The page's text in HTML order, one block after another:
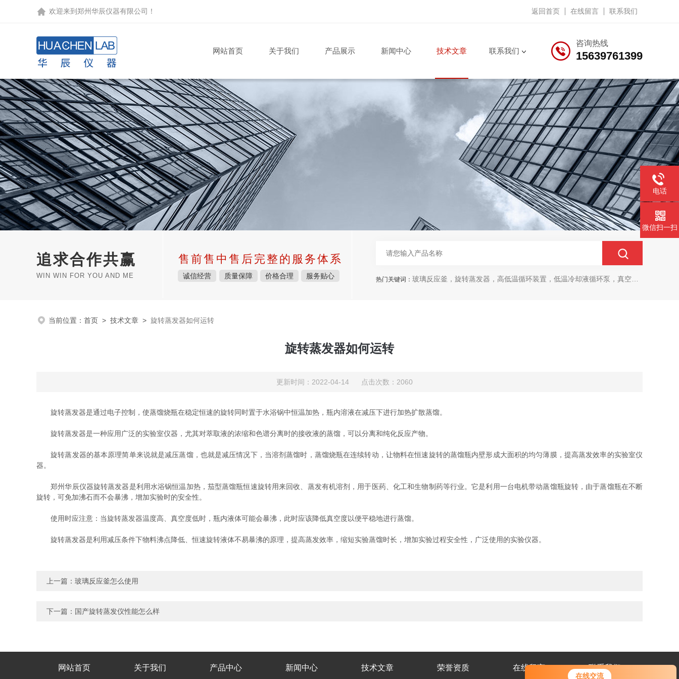
在线交流
欢迎来到 郑州华辰仪器有限公司 ！ 返回首页 在线留言 联系我们
咨询热线
15639761399
网站首页 关于我们 产品展示 新闻中心 技术文章 联系我们
追求合作共赢
WIN WIN FOR YOU AND ME
售前售中售后完整的服务体系
诚信经营 质量保障 价格合理 服务贴心 热门关键词： 玻璃反应釜，旋转蒸发器，高低温循环装置，低温冷却液循环泵，真空冷冻干燥机
当前位置： 首页 > 技术文章 > 旋转蒸发器如何运转
旋转蒸发器如何运转
更新时间：2022-04-14 点击次数：2060
旋转蒸发器是通过电子控制，使蒸馏烧瓶在稳定恒速的旋转同时置于水浴锅中恒温加热，瓶内溶液在减压下进行加热扩散蒸馏。
旋转蒸发器是一种应用广泛的实验室仪器，尤其对萃取液的浓缩和色谱分离时的接收液的蒸馏，可以分离和纯化反应产物。
旋转蒸发器的基本原理简单来说就是减压蒸馏，也就是减压情况下，当溶剂蒸馏时，蒸馏烧瓶在连续转动，让物料在恒速旋转的蒸馏瓶内壁形成大面积的均匀薄膜，提高蒸发效率的实验室仪
器。
郑州华辰仪器旋转蒸发器是利用水浴锅恒温加热，茄型蒸馏瓶恒速旋转用来回收、蒸发有机溶剂，用于医药、化工和生物制药等行业。它是利用一台电机带动蒸馏瓶旋转，由于蒸馏瓶在不断
旋转，可免加沸石而不会暴沸，增加实验时的安全性。
使用时应注意：当旋转蒸发器温度高、真空度低时，瓶内液体可能会暴沸，此时应该降低真空度以便平稳地进行蒸馏。
旋转蒸发器是利用减压条件下物料沸点降低、恒速旋转液体不易暴沸的原理，提高蒸发效率，缩短实验蒸馏时长，增加实验过程安全性，广泛使用的实验仪器。
上一篇： 玻璃反应釜怎么使用
下一篇： 国产旋转蒸发仪性能怎么样
网站首页 关于我们 产品中心 新闻中心 技术文章 荣誉资质 在线留言 联系我们
电话
微信扫一扫